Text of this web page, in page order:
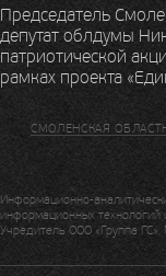
Председатель
депутат облдумы
патриотической
рамках проекта
СМОЛЕНСКАЯ
Информационно-
информационных технологий
Учредитель ООО «Группа